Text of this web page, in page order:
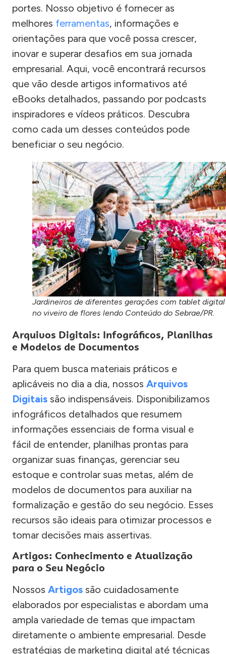
portes. Nosso objetivo é fornecer as
melhores ferramentas, informações e
orientações para que você possa crescer,
inovar e superar desafios em sua jornada
empresarial. Aqui, você encontrará recursos
que vão desde artigos informativos até
eBooks detalhados, passando por podcasts
inspiradores e vídeos práticos. Descubra
como cada um desses conteúdos pode
beneficiar o seu negócio.
Jardineiros de diferentes gerações com tablet digital
no viveiro de flores lendo Conteúdo do Sebrae/PR.
Arquivos Digitais: Infográficos, Planilhas
e Modelos de Documentos
Para quem busca materiais práticos e
aplicáveis no dia a dia, nossos Arquivos
Digitais são indispensáveis. Disponibilizamos
infográficos detalhados que resumem
informações essenciais de forma visual e
fácil de entender, planilhas prontas para
organizar suas finanças, gerenciar seu
estoque e controlar suas metas, além de
modelos de documentos para auxiliar na
formalização e gestão do seu negócio. Esses
recursos são ideais para otimizar processos e
tomar decisões mais assertivas.
Artigos: Conhecimento e Atualização
para o Seu Negócio
Nossos Artigos são cuidadosamente
elaborados por especialistas e abordam uma
ampla variedade de temas que impactam
diretamente o ambiente empresarial. Desde
estratégias de marketing digital até técnicas